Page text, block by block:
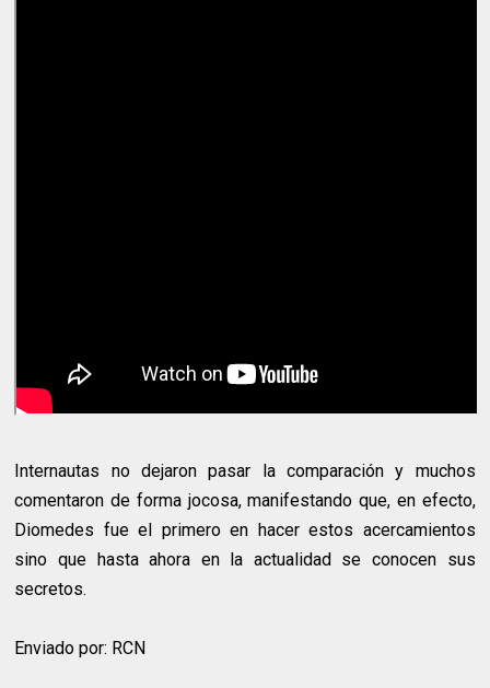
Internautas no dejaron pasar la comparación y muchos
comentaron de forma jocosa, manifestando que, en efecto,
Diomedes fue el primero en hacer estos acercamientos
sino que hasta ahora en la actualidad se conocen sus
secretos.
Enviado por: RCN